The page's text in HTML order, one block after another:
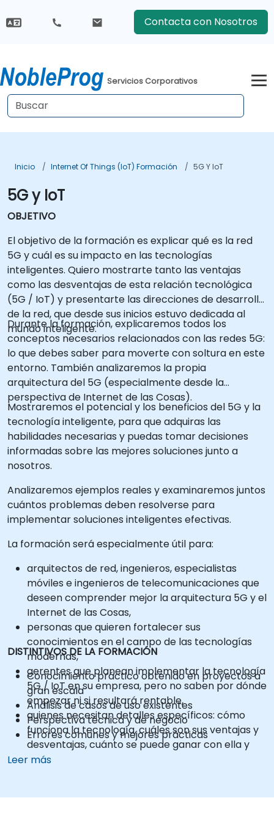
Contacta con Nosotros
Servicios Corporativos
Inicio Internet Of Things (IoT) Formación 5G Y IoT
5G y IoT
OBJETIVO
El objetivo de la formación es explicar qué es la red
5G y cuál es su impacto en las tecnologías
inteligentes. Quiero mostrarte tanto las ventajas
como las desventajas de esta relación tecnológica
(5G / IoT) y presentarte las direcciones de desarrollo
de la red, que desde sus inicios estuvo dedicada al
mundo inteligente.
Durante la formación, explicaremos todos los
conceptos necesarios relacionados con las redes 5G:
lo que debes saber para moverte con soltura en este
entorno. También analizaremos la propia
arquitectura del 5G (especialmente desde la
perspectiva de Internet de las Cosas).
Mostraremos el potencial y los beneficios del 5G y la
tecnología inteligente, para que adquiras las
habilidades necesarias y puedas tomar decisiones
informadas sobre las mejores soluciones junto a
nosotros.
Analizaremos ejemplos reales y examinaremos juntos
cuántos problemas deben resolverse para
implementar soluciones inteligentes efectivas.
La formación será especialmente útil para:
arquitectos de red, ingenieros, especialistas
móviles e ingenieros de telecomunicaciones que
deseen comprender mejor la arquitectura 5G y el
Internet de las Cosas,
personas que quieren fortalecer sus
conocimientos en el campo de las tecnologías
modernas,
gerentes que planean implementar la tecnología
5G / IoT en su empresa, pero no saben por dónde
empezar ni si resultará rentable,
quienes necesitan detalles específicos: cómo
funciona la tecnología, cuáles son sus ventajas y
desventajas, cuánto se puede ganar con ella y
cuáles son los costes asociados,
DISTINTIVOS DE LA FORMACIÓN
Conocimiento práctico obtenido en proyectos a
gran escala
Análisis de casos de uso existentes
Perspectiva técnica y de negocio
Errores comunes y mejores prácticas
Leer más